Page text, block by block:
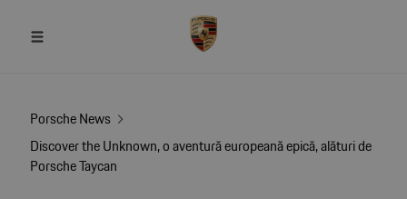
Porsche News
Discover the Unknown, o aventură europeană epică, alături de
Porsche Taycan